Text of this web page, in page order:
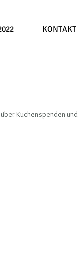
KONTAKT
Kuchenspenden und